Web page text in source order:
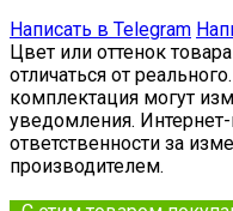
Написать в Telegram
Цвет или оттенок
отличаться от
комплектация могут
уведомления.
ответственности за
производителем.